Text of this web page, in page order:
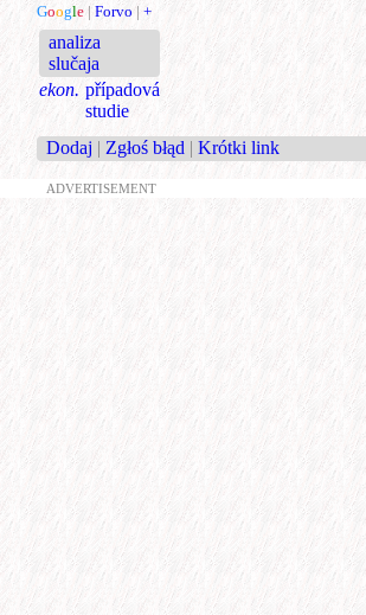
Google | Forvo | +
analiza
slučaja
ekon. případová
studie
Dodaj | Zgłoś błąd | Krótki link
ADVERTISEMENT